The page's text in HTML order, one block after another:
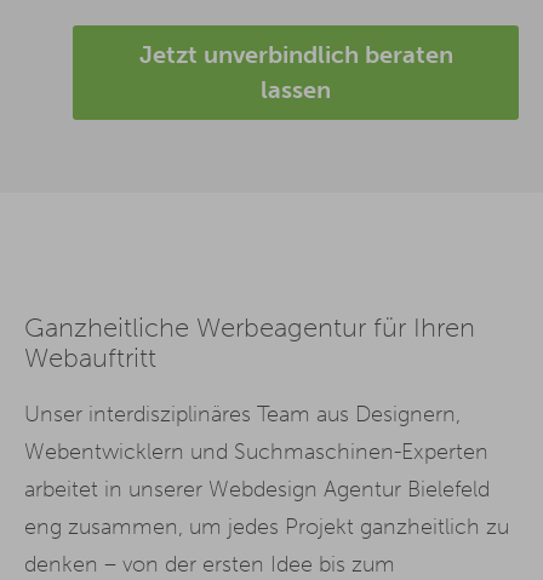
Jetzt unverbindlich beraten
lassen
Ganzheitliche Werbeagentur für Ihren
Webauftritt
Unser interdisziplinäres Team aus Designern,
Webentwicklern und Suchmaschinen-Experten
arbeitet in unserer Webdesign Agentur Bielefeld
eng zusammen, um jedes Projekt ganzheitlich zu
denken – von der ersten Idee bis zum